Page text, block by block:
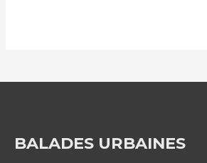
BALADES URBAINES